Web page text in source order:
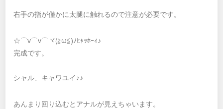
右手の指が僅かに太腿に触れるので注意が必要です。
☆⌒v⌒v⌒ヾ(≧ω≦)ﾉﾋｬｯﾎｰｨ♪
完成です。
シャル、キャワユイ♪♪
あんまり回り込むとアナルが見えちゃいます。